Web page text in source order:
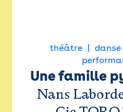
théâtre danse
Une famille
Nans